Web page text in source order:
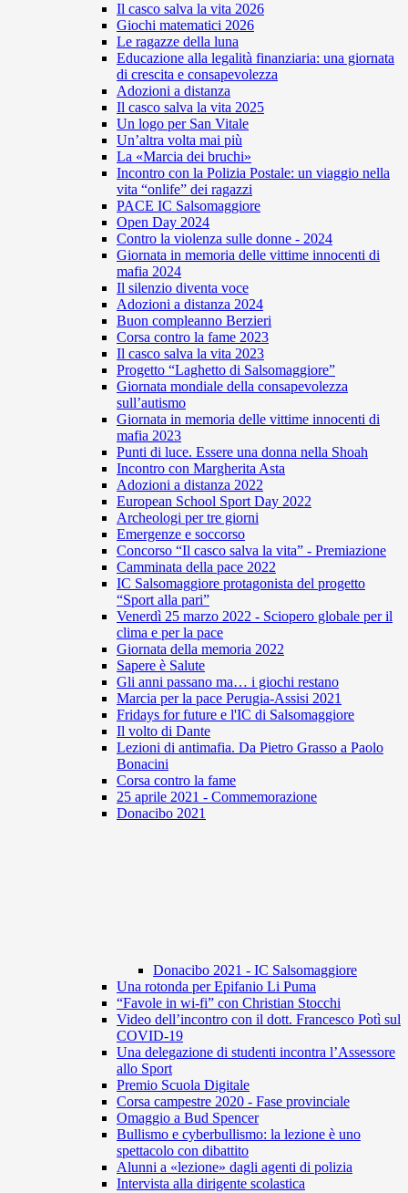
Il casco salva la vita 2026
Giochi matematici 2026
Le ragazze della luna
Educazione alla legalità finanziaria: una giornata
di crescita e consapevolezza
Adozioni a distanza
Il casco salva la vita 2025
Un logo per San Vitale
Un’altra volta mai più
La «Marcia dei bruchi»
Incontro con la Polizia Postale: un viaggio nella
vita “onlife” dei ragazzi
PACE IC Salsomaggiore
Open Day 2024
Contro la violenza sulle donne - 2024
Giornata in memoria delle vittime innocenti di
mafia 2024
Il silenzio diventa voce
Adozioni a distanza 2024
Buon compleanno Berzieri
Corsa contro la fame 2023
Il casco salva la vita 2023
Progetto “Laghetto di Salsomaggiore”
Giornata mondiale della consapevolezza
sull’autismo
Giornata in memoria delle vittime innocenti di
mafia 2023
Punti di luce. Essere una donna nella Shoah
Incontro con Margherita Asta
Adozioni a distanza 2022
European School Sport Day 2022
Archeologi per tre giorni
Emergenze e soccorso
Concorso “Il casco salva la vita” - Premiazione
Camminata della pace 2022
IC Salsomaggiore protagonista del progetto
“Sport alla pari”
Venerdì 25 marzo 2022 - Sciopero globale per il
clima e per la pace
Giornata della memoria 2022
Sapere è Salute
Gli anni passano ma… i giochi restano
Marcia per la pace Perugia-Assisi 2021
Fridays for future e l'IC di Salsomaggiore
Il volto di Dante
Lezioni di antimafia. Da Pietro Grasso a Paolo
Bonacini
Corsa contro la fame
25 aprile 2021 - Commemorazione
Donacibo 2021
Donacibo 2021 - IC Salsomaggiore
Una rotonda per Epifanio Li Puma
“Favole in wi-fi” con Christian Stocchi
Video dell’incontro con il dott. Francesco Potì sul
COVID-19
Una delegazione di studenti incontra l’Assessore
allo Sport
Premio Scuola Digitale
Corsa campestre 2020 - Fase provinciale
Omaggio a Bud Spencer
Bullismo e cyberbullismo: la lezione è uno
spettacolo con dibattito
Alunni a «lezione» dagli agenti di polizia
Intervista alla dirigente scolastica